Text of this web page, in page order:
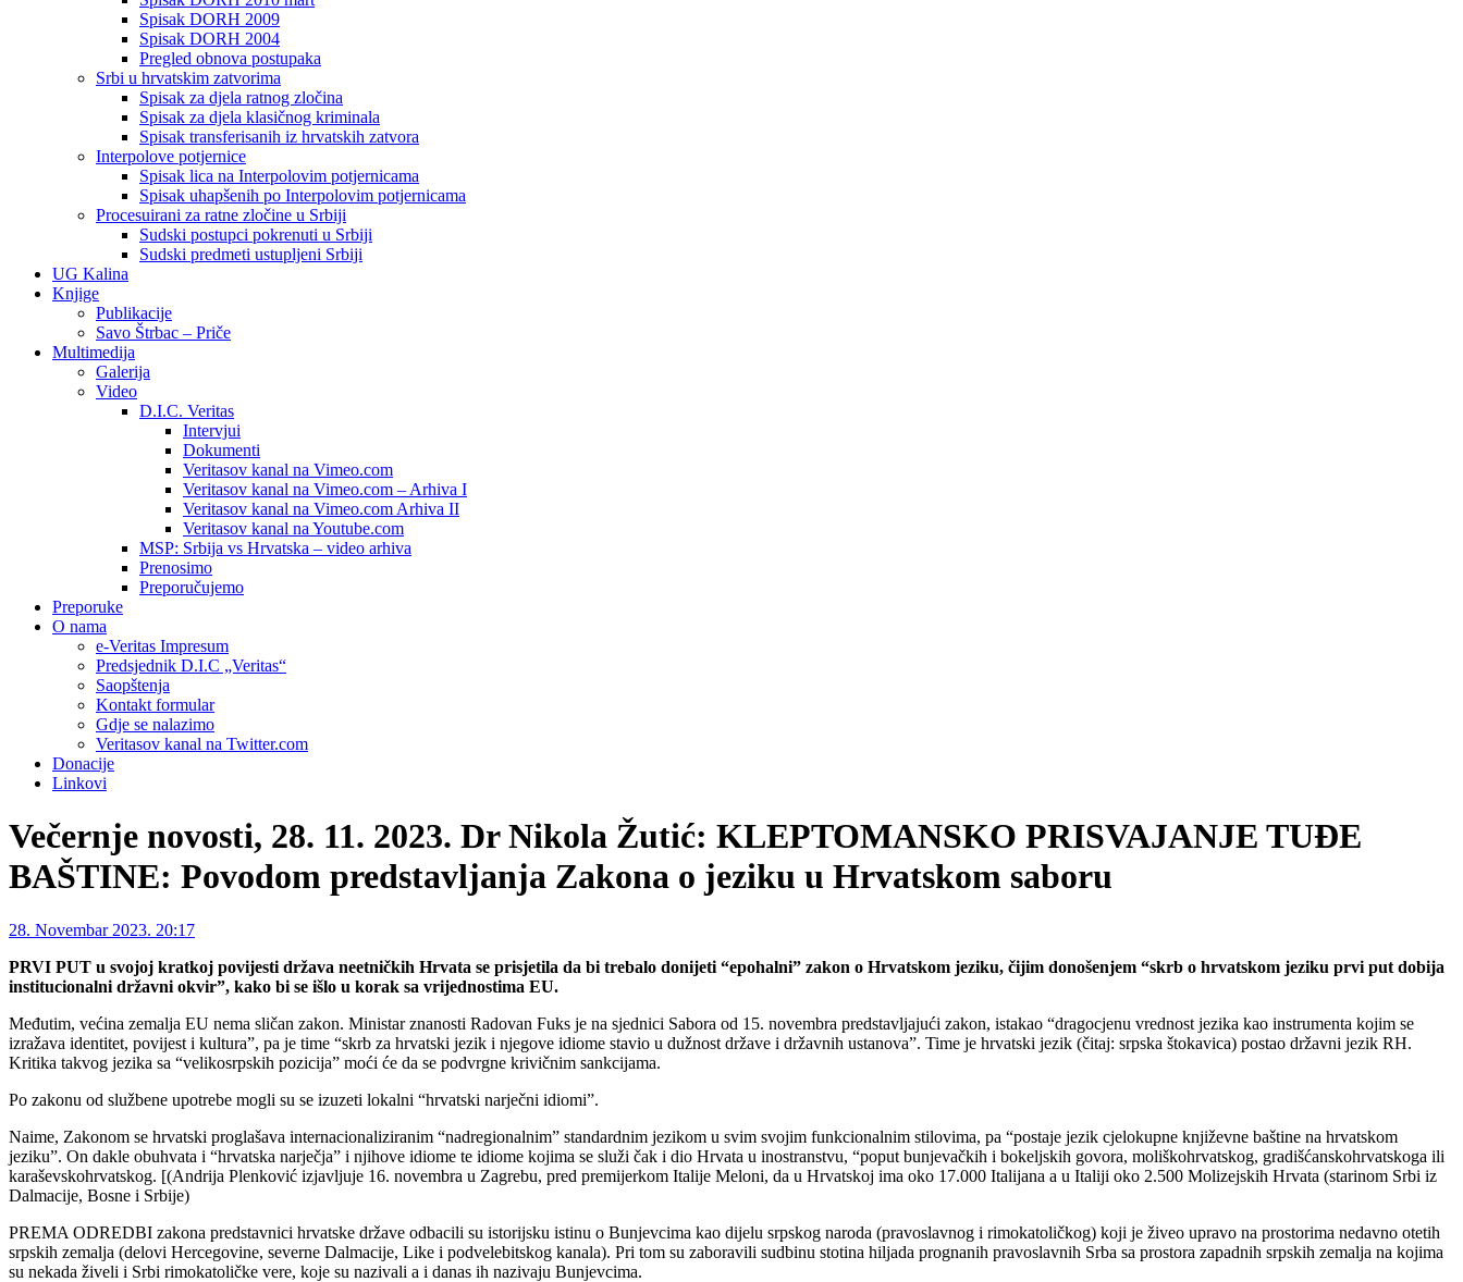
Spisak DORH 2009
Spisak DORH 2004
Pregled obnova postupaka
Srbi u hrvatskim zatvorima
Spisak za djela ratnog zločina
Spisak za djela klasičnog kriminala
Spisak transferisanih iz hrvatskih zatvora
Interpolove potjernice
Spisak lica na Interpolovim potjernicama
Spisak uhapšenih po Interpolovim potjernicama
Procesuirani za ratne zločine u Srbiji
Sudski postupci pokrenuti u Srbiji
Sudski predmeti ustupljeni Srbiji
UG Kalina
Knjige
Publikacije
Savo Štrbac – Priče
Multimedija
Galerija
Video
D.I.C. Veritas
Intervjui
Dokumenti
Veritasov kanal na Vimeo.com
Veritasov kanal na Vimeo.com – Arhiva I
Veritasov kanal na Vimeo.com Arhiva II
Veritasov kanal na Youtube.com
MSP: Srbija vs Hrvatska – video arhiva
Prenosimo
Preporučujemo
Preporuke
O nama
e-Veritas Impresum
Predsjednik D.I.C „Veritas“
Saopštenja
Kontakt formular
Gdje se nalazimo
Veritasov kanal na Twitter.com
Donacije
Linkovi
Večernje novosti, 28. 11. 2023. Dr Nikola Žutić: KLEPTOMANSKO PRISVAJANJE TUĐE
BAŠTINE: Povodom predstavljanja Zakona o jeziku u Hrvatskom saboru
28. Novembar 2023. 20:17
PRVI PUT u svojoj kratkoj povijesti država neetničkih Hrvata se prisjetila da bi trebalo donijeti “epohalni” zakon o Hrvatskom jeziku, čijim donošenjem “skrb o hrvatskom jeziku prvi put dobija
institucionalni državni okvir”, kako bi se išlo u korak sa vrijednostima EU.
Međutim, većina zemalja EU nema sličan zakon. Ministar znanosti Radovan Fuks je na sjednici Sabora od 15. novembra predstavljajući zakon, istakao “dragocjenu vrednost jezika kao instrumenta kojim se
izražava identitet, povijest i kultura”, pa je time “skrb za hrvatski jezik i njegove idiome stavio u dužnost države i državnih ustanova”. Time je hrvatski jezik (čitaj: srpska štokavica) postao državni jezik RH.
Kritika takvog jezika sa “velikosrpskih pozicija” moći će da se podvrgne krivičnim sankcijama.
Po zakonu od službene upotrebe mogli su se izuzeti lokalni “hrvatski narječni idiomi”.
Naime, Zakonom se hrvatski proglašava internacionaliziranim “nadregionalnim” standardnim jezikom u svim svojim funkcionalnim stilovima, pa “postaje jezik cjelokupne književne baštine na hrvatskom
jeziku”. On dakle obuhvata i “hrvatska narječja” i njihove idiome te idiome kojima se služi čak i dio Hrvata u inostranstvu, “poput bunjevačkih i bokeljskih govora, moliškohrvatskog, gradišćanskohrvatskoga ili
karaševskohrvatskog. [(Andrija Plenković izjavljuje 16. novembra u Zagrebu, pred premijerkom Italije Meloni, da u Hrvatskoj ima oko 17.000 Italijana a u Italiji oko 2.500 Molizejskih Hrvata (starinom Srbi iz
Dalmacije, Bosne i Srbije)
PREMA ODREDBI zakona predstavnici hrvatske države odbacili su istorijsku istinu o Bunjevcima kao dijelu srpskog naroda (pravoslavnog i rimokatoličkog) koji je živeo upravo na prostorima nedavno otetih
srpskih zemalja (delovi Hercegovine, severne Dalmacije, Like i podvelebitskog kanala). Pri tom su zaboravili sudbinu stotina hiljada prognanih pravoslavnih Srba sa prostora zapadnih srpskih zemalja na kojima
su nekada živeli i Srbi rimokatoličke vere, koje su nazivali a i danas ih nazivaju Bunjevcima.